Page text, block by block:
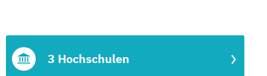
3 Hochschulen